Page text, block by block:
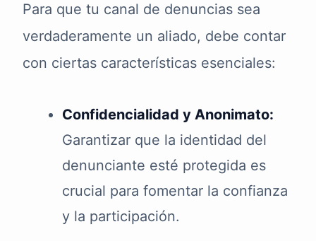
Para que tu canal de denuncias sea
verdaderamente un aliado, debe contar
con ciertas características esenciales:
Confidencialidad y Anonimato:
Garantizar que la identidad del
denunciante esté protegida es
crucial para fomentar la confianza
y la participación.